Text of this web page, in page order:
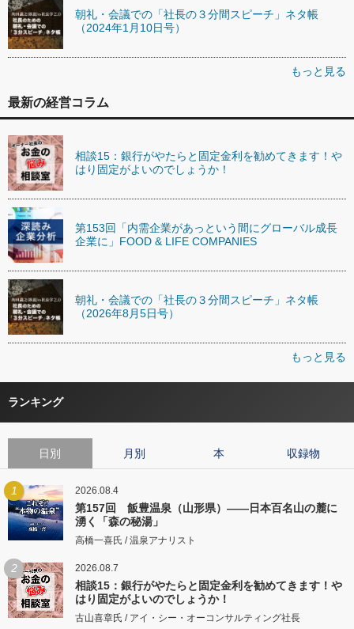
朝礼・会議での「社長の３分間スピーチ」ネタ帳
（2024年1月10日号）
もっと見る
最新の経営コラム
相談15：銀行がやたらと固定金利を勧めてきます！や
はり固定がよいのでしょうか！
第153回「内需企業があっという間にグローバル成長
企業に」FOOD & LIFE COMPANIES
朝礼・会議での「社長の３分間スピーチ」ネタ帳
（2026年8月5日号）
もっと見る
ランキング
日別 月別 本 収録物
1 2026.08.4
第157回 飯豊温泉（山形県）――日本百名山の麓に
湧く「森の秘湯」
高橋一喜氏 / 温泉アナリスト
2 2026.08.7
相談15：銀行がやたらと固定金利を勧めてきます！や
はり固定がよいのでしょうか！
古山喜章氏 / アイ・シー・オーコンサルティング社長